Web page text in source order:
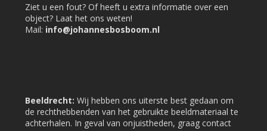
Ziet u een fout? Of heeft u extra informatie over een
object? Laat het ons weten!
Mail: info@johannesbosboom.nl
Beeldrecht: Wij hebben ons uiterste best gedaan om
de rechthebbenden van het gebruikte beeldmateriaal te
achterhalen. In geval van onjuistheden, graag contact